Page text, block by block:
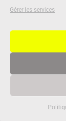
Gérer les services
© 2020 Vivant